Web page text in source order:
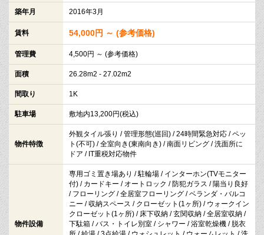
築年月 2016年3月
賃料 54,000円 ～ (参考価格)
管理費 4,500円 ～ (参考価格)
面積 26.28m2 - 27.02m2
間取り 1K
駐車場 敷地内13,200円(税込)
物件特徴
外観タイル張り / 管理形態(巡回) / 24時間緊急対応 / ペッ
ト(不可) / 全室向き(東南向き) / 南面リビング / 洗面所に
ドア / IT重税対応物件
物件設備
専用ゴミ置き場あり / 駐輪場 / インターホン(TVモニター
付) / カードキー / オートロック / 防犯ガラス / 陽当り良好
/ フローリング / 全居室フローリング / ベランダ・バルコ
ニー / 収納スペース / クローゼット(1ヶ所) / ウォークイン
クローゼット(1ヶ所) / 床下収納 / 玄関収納 / 全居室収納 /
下駄箱 / バス・トイレ別室 / シャワー / 浴室乾燥機 / 脱衣